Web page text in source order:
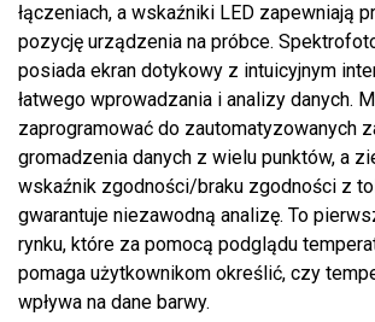
łączeniach, a wskaźniki LED zapewniają
pozycję urządzenia na próbce.
posiada ekran dotykowy z intuicyjnym
łatwego wprowadzania i analizy danych.
zaprogramować do zautomatyzowanych
gromadzenia danych z wielu punktów, a
wskaźnik zgodności/braku zgodności z
gwarantuje niezawodną analizę. To
rynku, które za pomocą podglądu
pomaga użytkownikom określić, czy
wpływa na dane barwy.